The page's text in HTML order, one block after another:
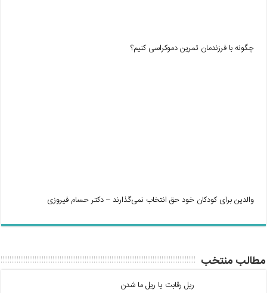
چگونه با فرزندمان تمرین دموکراسی کنیم؟
والدین برای کودکان خود حق انتخاب نمی‌گذارند – دکتر حسام فیروزی
مطالب منتخب
ریل رقابت یا ریل ما شدن